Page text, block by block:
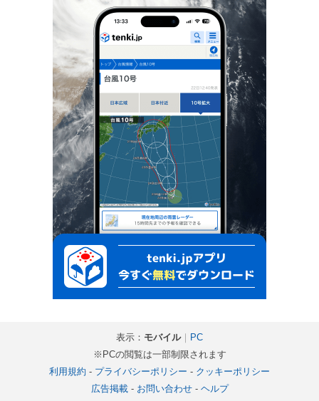
表示： モバイル｜
PC
※PCの閲覧は一部制限されます
利用規約 - プライバシーポリシー - クッキーポリシー
広告掲載- お問い合わせ- ヘルプ